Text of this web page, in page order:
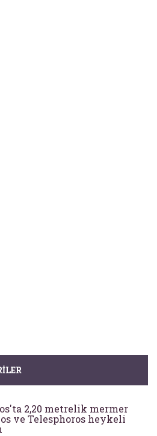
2,20 metrelik mermer
ve Telesphoros heykeli